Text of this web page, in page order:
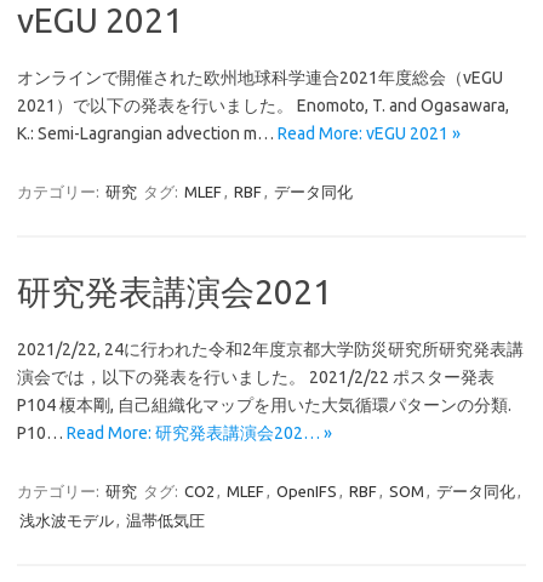
vEGU 2021
オンラインで開催された欧州地球科学連合2021年度総会（vEGU
2021）で以下の発表を行いました。 Enomoto, T. and Ogasawara,
K.: Semi-Lagrangian advection m… Read More: vEGU 2021 »
カテゴリー: 研究 タグ: MLEF RBF データ同化
研究発表講演会2021
2021/2/22, 24に行われた令和2年度京都大学防災研究所研究発表講
演会では，以下の発表を行いました。 2021/2/22 ポスター発表
P104 榎本剛, 自己組織化マップを用いた大気循環パターンの分類.
P10… Read More: 研究発表講演会202… »
カテゴリー: 研究 タグ: CO2 MLEF OpenIFS RBF SOM データ同化
浅水波モデル
温帯低気圧